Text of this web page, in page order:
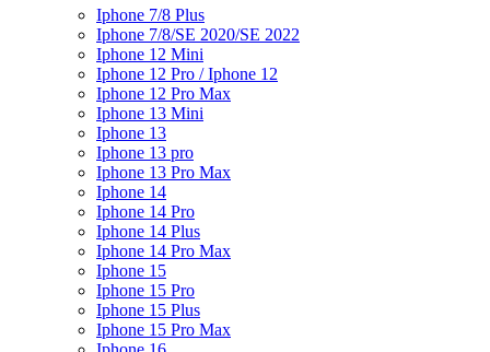
Iphone 7/8 Plus
Iphone 7/8/SE 2020/SE 2022
Iphone 12 Mini
Iphone 12 Pro / Iphone 12
Iphone 12 Pro Max
Iphone 13 Mini
Iphone 13
Iphone 13 pro
Iphone 13 Pro Max
Iphone 14
Iphone 14 Pro
Iphone 14 Plus
Iphone 14 Pro Max
Iphone 15
Iphone 15 Pro
Iphone 15 Plus
Iphone 15 Pro Max